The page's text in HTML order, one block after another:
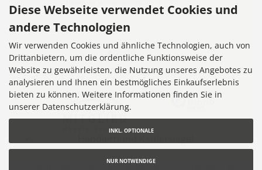
7,355 Bewertungen
Diese Webseite verwendet Cookies und
andere Technologien
Wir verwenden Cookies und ähnliche Technologien, auch von
Drittanbietern, um die ordentliche Funktionsweise der
Website zu gewährleisten, die Nutzung unseres Angebotes zu
analysieren und Ihnen ein bestmögliches Einkaufserlebnis
bieten zu können. Weitere Informationen finden Sie in
unserer Datenschutzerklärung.
INKL. OPTIONALE
NUR NOTWENDIGE